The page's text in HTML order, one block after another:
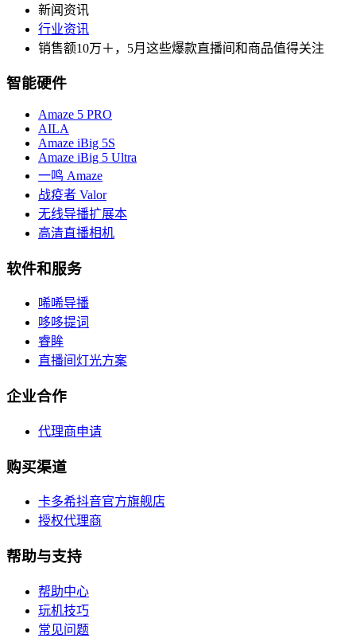
新闻资讯
行业资讯
销售额10万＋，5月这些爆款直播间和商品值得关注
智能硬件
Amaze 5 PRO
AILA
Amaze iBig 5S
Amaze iBig 5 Ultra
一鸣 Amaze
战疫者 Valor
无线导播扩展本
高清直播相机
软件和服务
唏唏导播
哆哆提词
睿眸
直播间灯光方案
企业合作
代理商申请
购买渠道
卡多希抖音官方旗舰店
授权代理商
帮助与支持
帮助中心
玩机技巧
常见问题